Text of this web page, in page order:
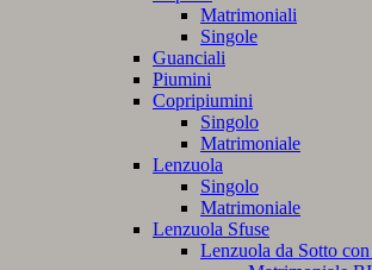
Matrimoniali
Singole
Guanciali
Piumini
Copripiumini
Singolo
Matrimoniale
Lenzuola
Singolo
Matrimoniale
Lenzuola Sfuse
Lenzuola da Sotto